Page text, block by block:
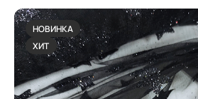
НОВИНКА
ХИТ